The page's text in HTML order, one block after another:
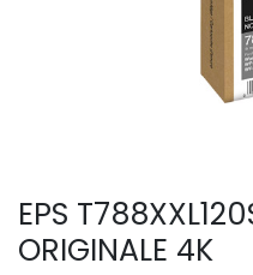
EPS
ORIGINALE 4K